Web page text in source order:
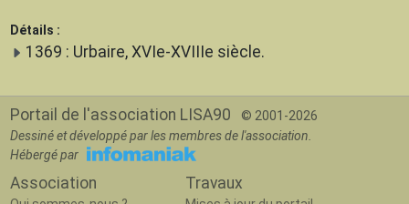
Détails :
1369 : Urbaire, XVIe-XVIIIe siècle.
Portail de l'association LISA90
© 2001-2026
Dessiné et développé par les membres de l'association.
Hébergé par
Association Travaux